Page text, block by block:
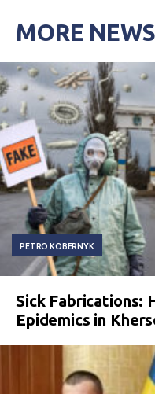
MORE NEWS
PETRO KOBERNYK
Sick Fabrications:
Epidemics in